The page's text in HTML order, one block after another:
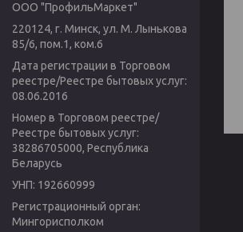
ООО "ПрофильМаркет"
220124, г. Минск, ул. М. Лынькова
85/6, пом.1, ком.6
Дата регистрации в Торговом
реестре/Реестре бытовых услуг:
08.06.2016
Номер в Торговом реестре/
Реестре бытовых услуг:
38286705000, Республика
Беларусь
УНП: 192660999
Регистрационный орган:
Мингорисполком